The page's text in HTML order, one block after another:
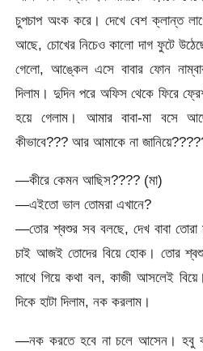
চুপচাপ অংক করে। দেখে বেশ ক্লান্ত
আছে, চোখের নিচেও কালো দাগ ফুটে
গেলো, আঙ্কেল এসে বাবার ফোন
দিলাম। দুদিন পরে অফিস থেকে ফিরে
হয়ে গেলাম। আমার বাবা-মা বসে
কীভাবে??? আর আমাকে না
—কীরে কেমন আছিস???? (মা)
—এইতো ভাল তোমরা এখানে?
—তোর শ্বশুর সব বলছে, দেখ বাবা
চাই আজই তোদের বিয়ে হোক। তোর
সাথে গিয়ে কথা বল, কাজী আসলেই
দিকে হাটা দিলাম, নক করলাম।
—নক করতে হবে না চলে আসেন। হবু